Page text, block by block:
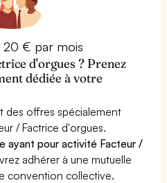
€ par mois
d'orgues ? Prenez
dédiée à votre
des offres spécialement
/ Factrice d'orgues.
ayant pour activité Facteur /
adhérer à une mutuelle
convention collective.